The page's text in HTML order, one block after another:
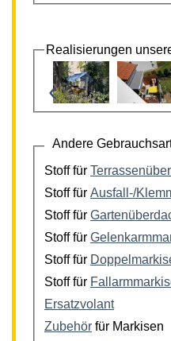
Realisierungen
‹
Andere
Stoff für
Stoff für Ausfall-/
Stoff für
Stoff für
Stoff für
Stoff für
Ersatzvolant
Zubehör für Markisen